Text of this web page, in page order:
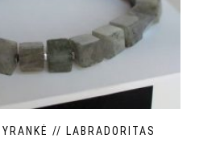
// LABRADORITAS